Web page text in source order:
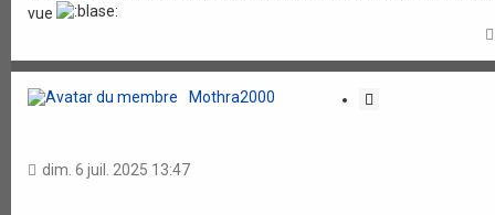
vue
Mothra2000
dim. 6 juil. 2025 13:47